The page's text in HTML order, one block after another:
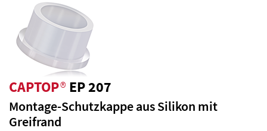
CAPTOP®EP 207
Montage-Schutzkappe aus Silikon mit
Greifrand